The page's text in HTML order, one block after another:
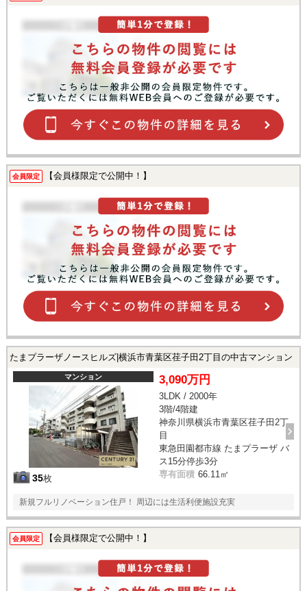
会員限定 【会員様限定で公開中！】
たまプラーザノースヒルズ|横浜市青葉区荏子田2丁目の中古マンション
マンション
35枚
3,090万円
3LDK / 2000年
3階/4階建
神奈川県横浜市青葉区荏子田2丁
目
東急田園都市線 たまプラーザ バ
ス15分停歩3分
専有面積 66.11㎡
新規フルリノベーション住戸！ 周辺には生活利便施設充実
会員限定 【会員様限定で公開中！】